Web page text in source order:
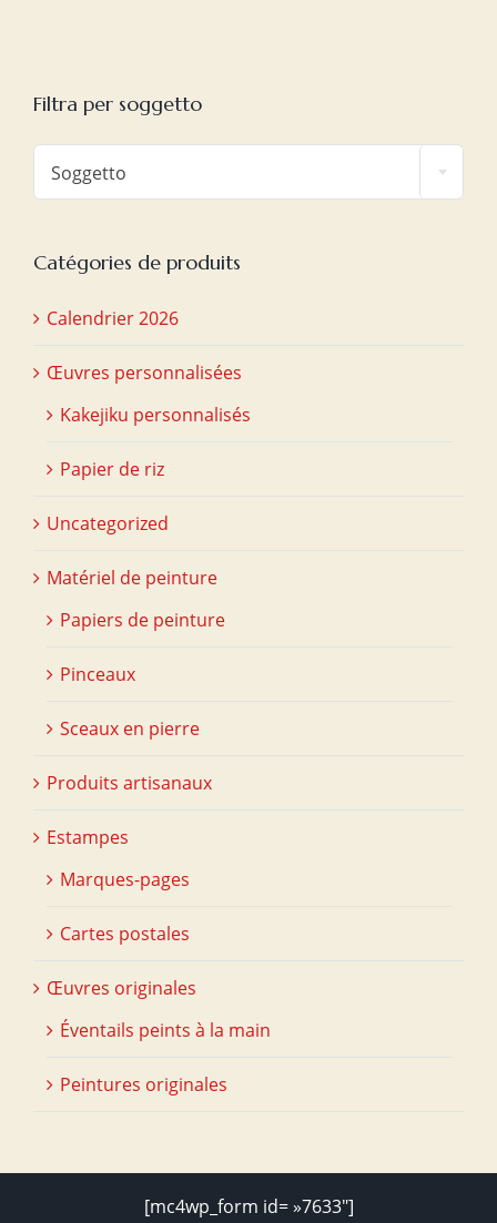
Filtra per soggetto
Soggetto
Catégories de produits
Calendrier 2026
Œuvres personnalisées
Kakejiku personnalisés
Papier de riz
Uncategorized
Matériel de peinture
Papiers de peinture
Pinceaux
Sceaux en pierre
Produits artisanaux
Estampes
Marques-pages
Cartes postales
Œuvres originales
Éventails peints à la main
Peintures originales
[mc4wp_form id= »7633″]